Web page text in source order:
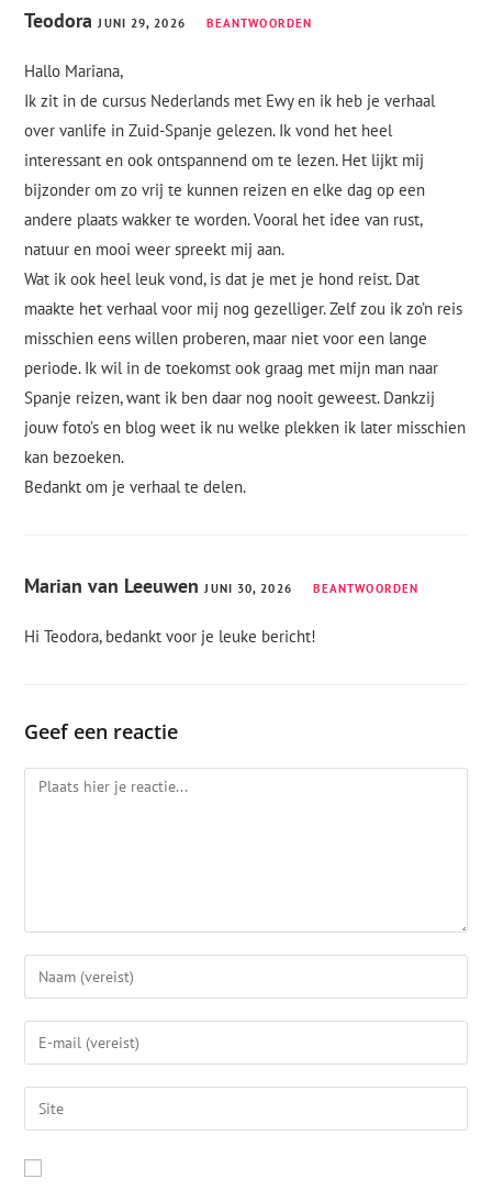
Teodora JUNI 29, 2026 BEANTWOORDEN
Hallo Mariana,
Ik zit in de cursus Nederlands met Ewy en ik heb je verhaal
over vanlife in Zuid-Spanje gelezen. Ik vond het heel
interessant en ook ontspannend om te lezen. Het lijkt mij
bijzonder om zo vrij te kunnen reizen en elke dag op een
andere plaats wakker te worden. Vooral het idee van rust,
natuur en mooi weer spreekt mij aan.
Wat ik ook heel leuk vond, is dat je met je hond reist. Dat
maakte het verhaal voor mij nog gezelliger. Zelf zou ik zo’n reis
misschien eens willen proberen, maar niet voor een lange
periode. Ik wil in de toekomst ook graag met mijn man naar
Spanje reizen, want ik ben daar nog nooit geweest. Dankzij
jouw foto’s en blog weet ik nu welke plekken ik later misschien
kan bezoeken.
Bedankt om je verhaal te delen.
Marian van Leeuwen JUNI 30, 2026 BEANTWOORDEN
Hi Teodora, bedankt voor je leuke bericht!
Geef een reactie